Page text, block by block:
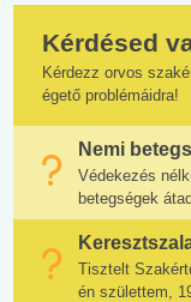
Kérdésed
Kérdezz orvos
égető problémáidra!
Nemi
Védekezés
betegségek
Tisztelt
én születtem,